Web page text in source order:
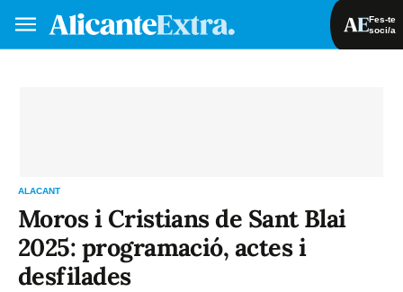
Fes-te
soci/a
ALACANT
Moros i Cristians de Sant Blai
2025: programació, actes i
desfilades